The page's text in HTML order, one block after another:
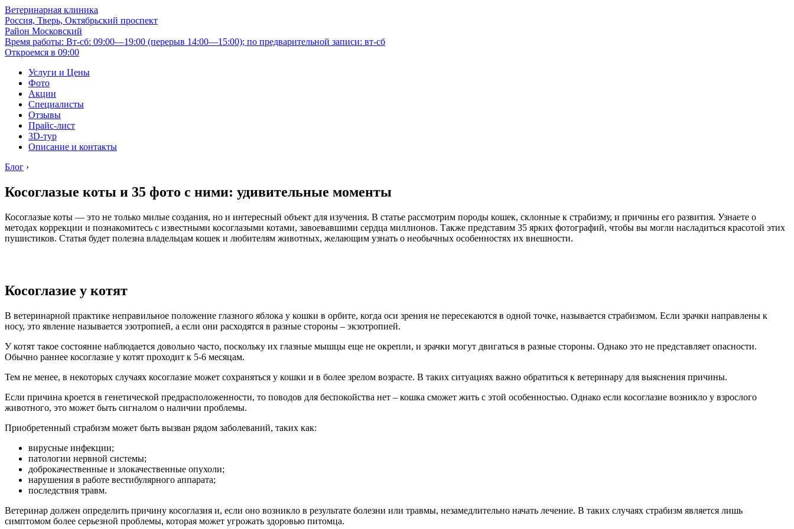
Ветеринарная клиника
Россия, Тверь, Октябрьский проспект
Район Московский
Время работы: Вт-сб: 09:00—19:00 (перерыв 14:00—15:00); по предварительной записи: вт-сб
Откроемся в 09:00
Услуги и Цены
Фото
Акции
Специалисты
Отзывы
Прайс-лист
3D-тур
Описание и контакты
Блог ›
Косоглазые коты и 35 фото с ними: удивительные моменты
Косоглазые коты — это не только милые создания, но и интересный объект для изучения. В статье рассмотрим породы кошек, склонные к страбизму, и причины его развития. Узнаете о
методах коррекции и познакомитесь с известными косоглазыми котами, завоевавшими сердца миллионов. Также представим 35 ярких фотографий, чтобы вы могли насладиться красотой этих
пушистиков. Статья будет полезна владельцам кошек и любителям животных, желающим узнать о необычных особенностях их внешности.
Косоглазие у котят
В ветеринарной практике неправильное положение глазного яблока у кошки в орбите, когда оси зрения не пересекаются в одной точке, называется страбизмом. Если зрачки направлены к
носу, это явление называется эзотропией, а если они расходятся в разные стороны – экзотропией.
У котят такое состояние наблюдается довольно часто, поскольку их глазные мышцы еще не окрепли, и зрачки могут двигаться в разные стороны. Однако это не представляет опасности.
Обычно раннее косоглазие у котят проходит к 5-6 месяцам.
Тем не менее, в некоторых случаях косоглазие может сохраняться у кошки и в более зрелом возрасте. В таких ситуациях важно обратиться к ветеринару для выяснения причины.
Если причина кроется в генетической предрасположенности, то поводов для беспокойства нет – кошка сможет жить с этой особенностью. Однако если косоглазие возникло у взрослого
животного, это может быть сигналом о наличии проблемы.
Приобретенный страбизм может быть вызван рядом заболеваний, таких как:
вирусные инфекции;
патологии нервной системы;
доброкачественные и злокачественные опухоли;
нарушения в работе вестибулярного аппарата;
последствия травм.
Ветеринар должен определить причину косоглазия и, если оно возникло в результате болезни или травмы, незамедлительно начать лечение. В таких случаях страбизм является лишь
симптомом более серьезной проблемы, которая может угрожать здоровью питомца.